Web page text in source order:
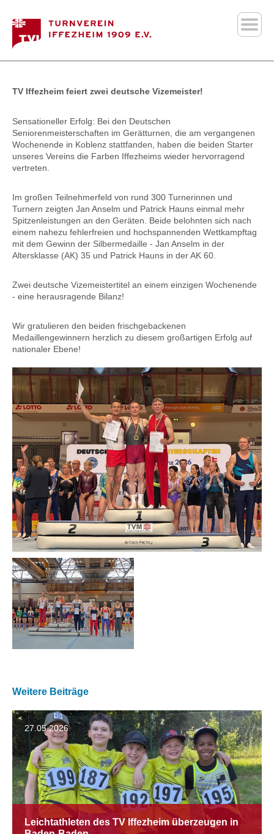
TV Iffezheim feiert zwei deutsche Vizemeister!
Sensationeller Erfolg: Bei den Deutschen
Seniorenmeisterschaften im Gerätturnen, die am vergangenen
Wochenende in Koblenz stattfanden, haben die beiden Starter
unseres Vereins die Farben Iffezheims wieder hervorragend
vertreten.
Im großen Teilnehmerfeld von rund 300 Turnerinnen und
Turnern zeigten Jan Anselm und Patrick Hauns einmal mehr
Spitzenleistungen an den Geräten. Beide belohnten sich nach
einem nahezu fehlerfreien und hochspannenden Wettkampftag
mit dem Gewinn der Silbermedaille - Jan Anselm in der
Altersklasse (AK) 35 und Patrick Hauns in der AK 60.
Zwei deutsche Vizemeistertitel an einem einzigen Wochenende
- eine herausragende Bilanz!
Wir gratulieren den beiden frischgebackenen
Medaillengewinnern herzlich zu diesem großartigen Erfolg auf
nationaler Ebene!
Weitere Beiträge
27.05.2026
Leichtathleten des TV Iffezheim überzeugen in